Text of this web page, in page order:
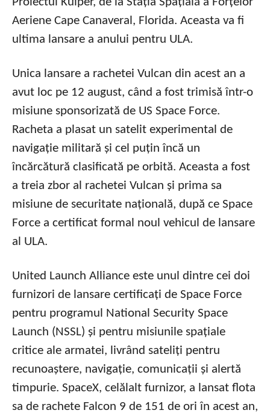
Aeriene Cape Canaveral, Florida. Aceasta va fi
ultima lansare a anului pentru ULA.
Unica lansare a rachetei Vulcan din acest an a
avut loc pe 12 august, când a fost trimisă într-o
misiune sponsorizată de US Space Force.
Racheta a plasat un satelit experimental de
navigație militară și cel puțin încă un
încărcătură clasificată pe orbită. Aceasta a fost
a treia zbor al rachetei Vulcan și prima sa
misiune de securitate națională, după ce Space
Force a certificat formal noul vehicul de lansare
al ULA.
United Launch Alliance este unul dintre cei doi
furnizori de lansare certificați de Space Force
pentru programul National Security Space
Launch (NSSL) și pentru misiunile spațiale
critice ale armatei, livrând sateliți pentru
recunoaștere, navigație, comunicații și alertă
timpurie. SpaceX, celălalt furnizor, a lansat flota
sa de rachete Falcon 9 de 151 de ori în acest an,